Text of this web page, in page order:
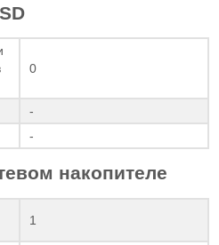
0
-
-
накопителе
1